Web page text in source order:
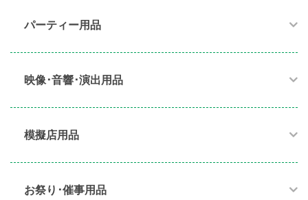
パーティー用品​
映像･音響･演出用品​
模擬店用品​
お祭り･催事用品​